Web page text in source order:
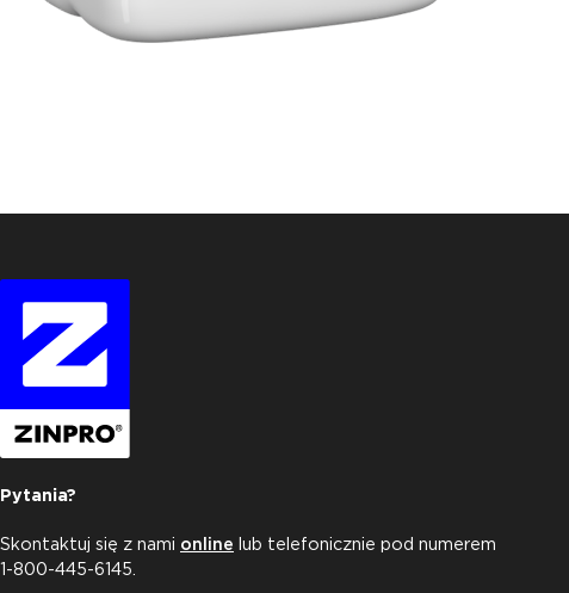
Pytania?
Skontaktuj się z nami online lub telefonicznie pod numerem
1-800-445-6145.